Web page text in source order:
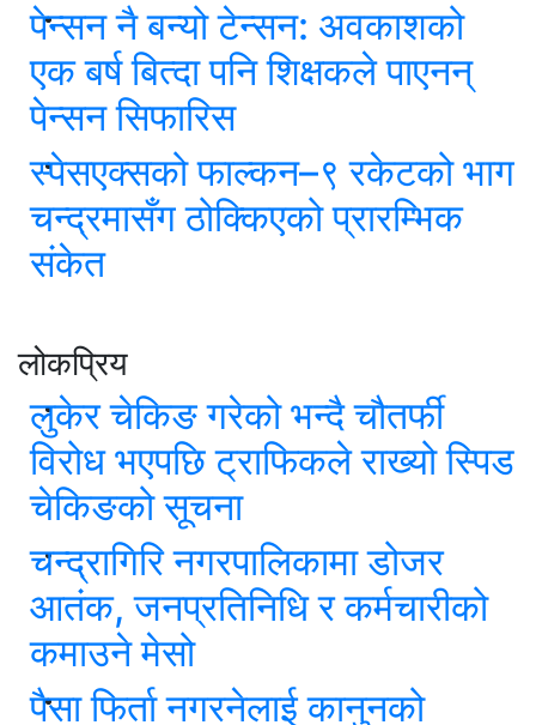
पेन्सन नै बन्यो टेन्सन: अवकाशको
एक बर्ष बित्दा पनि शिक्षकले पाएनन्
पेन्सन सिफारिस
स्पेसएक्सको फाल्कन–९ रकेटको भाग
चन्द्रमासँग ठोक्किएको प्रारम्भिक
संकेत
लोकप्रिय
लुकेर चेकिङ गरेको भन्दै चौतर्फी
विरोध भएपछि ट्राफिकले राख्यो स्पिड
चेकिङको सूचना
चन्द्रागिरि नगरपालिकामा डोजर
आतंक, जनप्रतिनिधि र कर्मचारीको
कमाउने मेसो
पैसा फिर्ता नगरनेलाई कानुनको